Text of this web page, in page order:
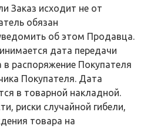
Заказ исходит не от
обязан
об этом Продавца.
дата передачи
распоряжение Покупателя
Покупателя. Дата
в товарной накладной.
риски случайной гибели,
товара на